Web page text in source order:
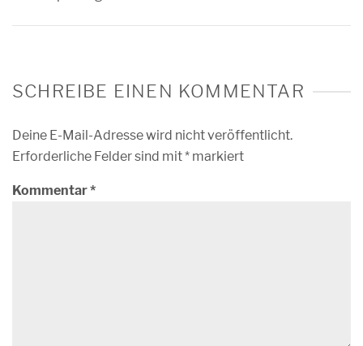
SCHREIBE EINEN KOMMENTAR
Deine E-Mail-Adresse wird nicht veröffentlicht.
Erforderliche Felder sind mit* markiert
Kommentar*